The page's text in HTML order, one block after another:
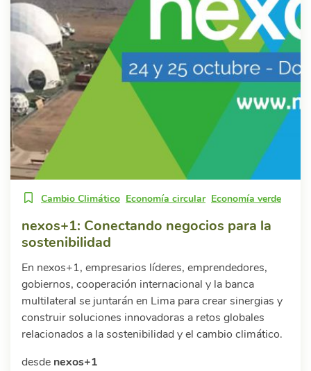
Cambio Climático Economía circular Economía verde
nexos+1: Conectando negocios para la
sostenibilidad
En nexos+1, empresarios líderes, emprendedores,
gobiernos, cooperación internacional y la banca
multilateral se juntarán en Lima para crear sinergias y
construir soluciones innovadoras a retos globales
relacionados a la sostenibilidad y el cambio climático.
desde nexos+1